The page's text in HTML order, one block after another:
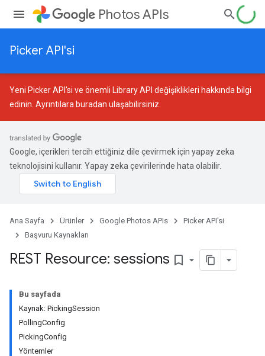
Photos APIs
Picker API'si
Yeni Picker API'si ve önemli Library API değişiklikleri hakkında bilgi
edinin. Ayrıntılara buradan ulaşabilirsiniz
Google, içerikleri tercih ettiğiniz dile çevirmek için yapay zeka
teknolojisini kullanır. Yapay zeka çevirilerinde hata olabilir.
Ana Sayfa Ürünler Google Photos APIs
Picker API'si
Başvuru Kaynakları
REST Resource: sessions bookmark_border
Bu sayfada
Kaynak: PickingSession
PollingConfig
PickingConfig
Yöntemler